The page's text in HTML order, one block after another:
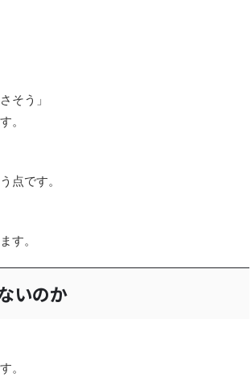
そう」
。
点です。
す。
いのか
。